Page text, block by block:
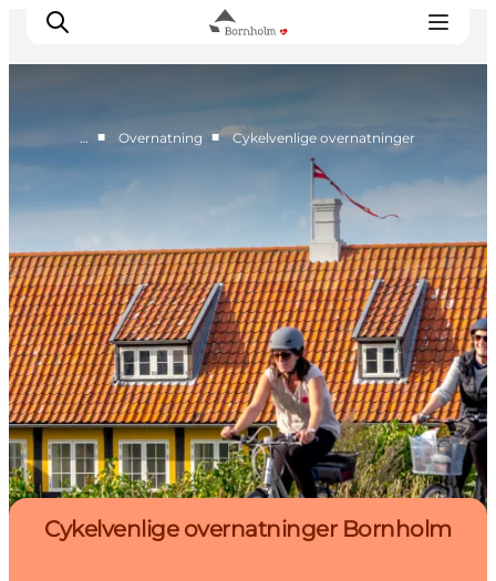
Se & opleve
Kyst & Natur
Øliv
Smag & sans
Rejse & ferieform
Planlæg din tur
… ■ Overnatning ■ Cykelvenlige overnatninger
Cykelvenlige overnatninger Bornholm